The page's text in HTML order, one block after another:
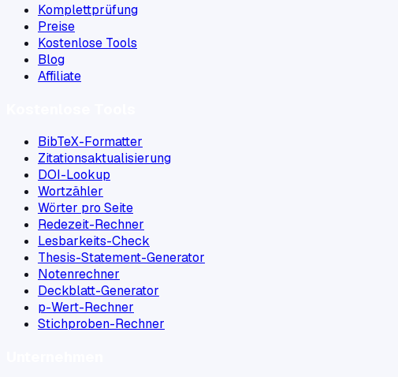
Komplettprüfung
Preise
Kostenlose Tools
Blog
Affiliate
BibTeX-Formatter
Zitationsaktualisierung
DOI-Lookup
Wortzähler
Wörter pro Seite
Redezeit-Rechner
Lesbarkeits-Check
Thesis-Statement-Generator
Notenrechner
Deckblatt-Generator
p-Wert-Rechner
Stichproben-Rechner